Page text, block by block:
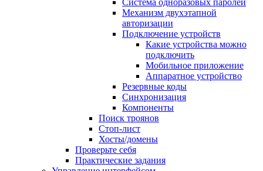
Система одноразовых паролей
Механизм двухэтапной
авторизации
Подключение устройств
Какие устройства можно
подключить
Мобильное приложение
Аппаратное устройство
Резервные коды
Синхронизация
Компоненты
Поиск троянов
Стоп-лист
Хосты/домены
Проверьте себя
Практические задания